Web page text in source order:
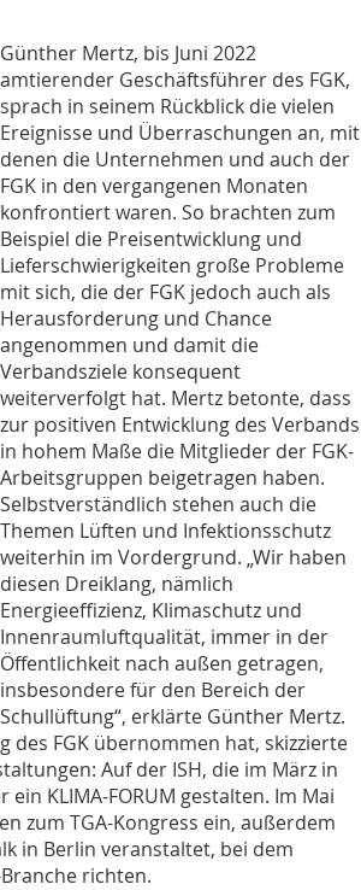
Günther Mertz, bis Juni 2022
amtierender Geschäftsführer des FGK,
sprach in seinem Rückblick die vielen
Ereignisse und Überraschungen an, mit
denen die Unternehmen und auch der
FGK in den vergangenen Monaten
konfrontiert waren. So brachten zum
Beispiel die Preisentwicklung und
Lieferschwierigkeiten große Probleme
mit sich, die der FGK jedoch auch als
Herausforderung und Chance
angenommen und damit die
Verbandsziele konsequent
weiterverfolgt hat. Mertz betonte, dass
zur positiven Entwicklung des Verbands
in hohem Maße die Mitglieder der FGK-
Arbeitsgruppen beigetragen haben.
Selbstverständlich stehen auch die
Themen Lüften und Infektionsschutz
weiterhin im Vordergrund. „Wir haben
diesen Dreiklang, nämlich
Energieeffizienz, Klimaschutz und
Innenraumluftqualität, immer in der
Öffentlichkeit nach außen getragen,
insbesondere für den Bereich der
Schullüftung“, erklärte Günther Mertz.
des FGK übernommen hat, skizzierte
Auf der ISH, die im März in
KLIMA-FORUM gestalten. Im Mai
zum TGA-Kongress ein, außerdem
in Berlin veranstaltet, bei dem
richten.